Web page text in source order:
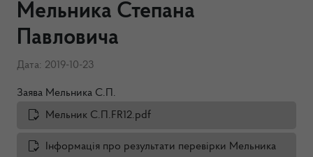
Мельника Степана
Павловича
Дата: 2019-10-23
Заява Мельника С.П.
Мельник С.П.FR12.pdf
Інформація про результати перевірки Мельника